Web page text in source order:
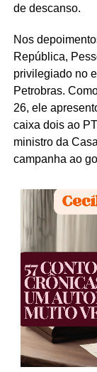
de descanso.
Nos
República,
privilegiado no
Petrobras.
26, ele
caixa dois ao
ministro da
campanha ao